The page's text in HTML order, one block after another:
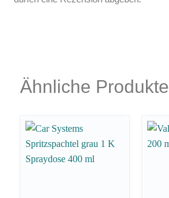
Ähnliche Produkte